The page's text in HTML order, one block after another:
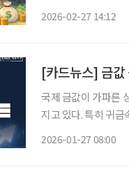
2026-02-27 14:12
[카드뉴스] 금
국제 금값이 가파른
지고 있다. 특히 귀
2026-01-27 08:00